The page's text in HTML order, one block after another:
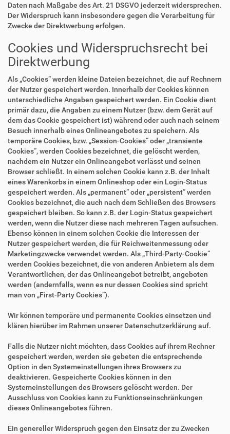
Daten nach Maßgabe des Art. 21 DSGVO jederzeit widersprechen.
Der Widerspruch kann insbesondere gegen die Verarbeitung für
Zwecke der Direktwerbung erfolgen.
Cookies und Widerspruchsrecht bei
Direktwerbung
Als „Cookies“ werden kleine Dateien bezeichnet, die auf Rechnern
der Nutzer gespeichert werden. Innerhalb der Cookies können
unterschiedliche Angaben gespeichert werden. Ein Cookie dient
primär dazu, die Angaben zu einem Nutzer (bzw. dem Gerät auf
dem das Cookie gespeichert ist) während oder auch nach seinem
Besuch innerhalb eines Onlineangebotes zu speichern. Als
temporäre Cookies, bzw. „Session-Cookies“ oder „transiente
Cookies“, werden Cookies bezeichnet, die gelöscht werden,
nachdem ein Nutzer ein Onlineangebot verlässt und seinen
Browser schließt. In einem solchen Cookie kann z.B. der Inhalt
eines Warenkorbs in einem Onlineshop oder ein Login-Status
gespeichert werden. Als „permanent“ oder „persistent“ werden
Cookies bezeichnet, die auch nach dem Schließen des Browsers
gespeichert bleiben. So kann z.B. der Login-Status gespeichert
werden, wenn die Nutzer diese nach mehreren Tagen aufsuchen.
Ebenso können in einem solchen Cookie die Interessen der
Nutzer gespeichert werden, die für Reichweitenmessung oder
Marketingzwecke verwendet werden. Als „Third-Party-Cookie“
werden Cookies bezeichnet, die von anderen Anbietern als dem
Verantwortlichen, der das Onlineangebot betreibt, angeboten
werden (andernfalls, wenn es nur dessen Cookies sind spricht
man von „First-Party Cookies“).
Wir können temporäre und permanente Cookies einsetzen und
klären hierüber im Rahmen unserer Datenschutzerklärung auf.
Falls die Nutzer nicht möchten, dass Cookies auf ihrem Rechner
gespeichert werden, werden sie gebeten die entsprechende
Option in den Systemeinstellungen ihres Browsers zu
deaktivieren. Gespeicherte Cookies können in den
Systemeinstellungen des Browsers gelöscht werden. Der
Ausschluss von Cookies kann zu Funktionseinschränkungen
dieses Onlineangebotes führen.
Ein genereller Widerspruch gegen den Einsatz der zu Zwecken